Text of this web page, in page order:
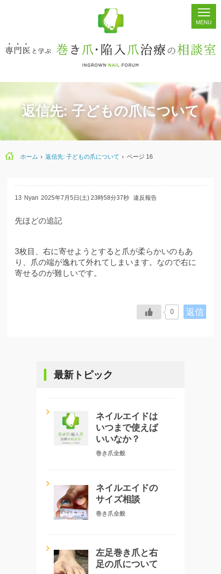
ホーム シェア 掲示板 検索
返信先: 子どもの爪について
ホーム › 返信先: 子どもの爪について › ページ 16
13 Nyan 2025年7月5日(土) 23時58分37秒 違反報告
先ほどの追記
3枚目、右に寄せようとすると爪が柔らかいのもあ
り、爪の端が逸れて外れてしまいます。なので右に
寄せるのが難しいです。
返信
0
最新トピック
ネイルエイドは
いつまで使えば
いいなか？
巻き爪全般
ネイルエイドの
サイズ相談
巻き爪全般
左足巻き爪と右
足の爪について